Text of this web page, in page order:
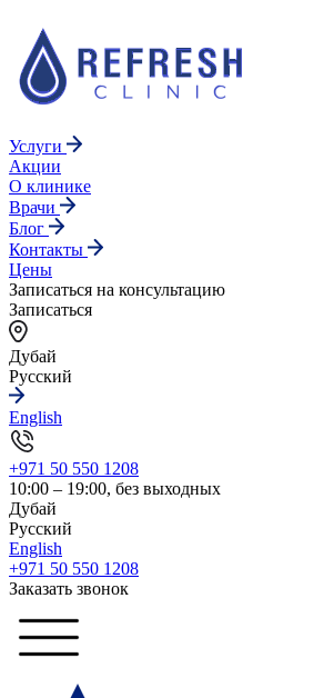
Услуги
Акции
О клинике
Врачи
Блог
Контакты
Цены
Записаться на консультацию
Записаться
Дубай
Русский
English
+971 50 550 1208
10:00 – 19:00, без выходных
Дубай
Русский
English
+971 50 550 1208
Заказать звонок